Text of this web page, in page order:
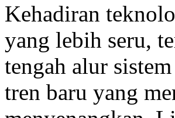
Kehadiran
yang lebih seru,
tengah alur
tren baru yang